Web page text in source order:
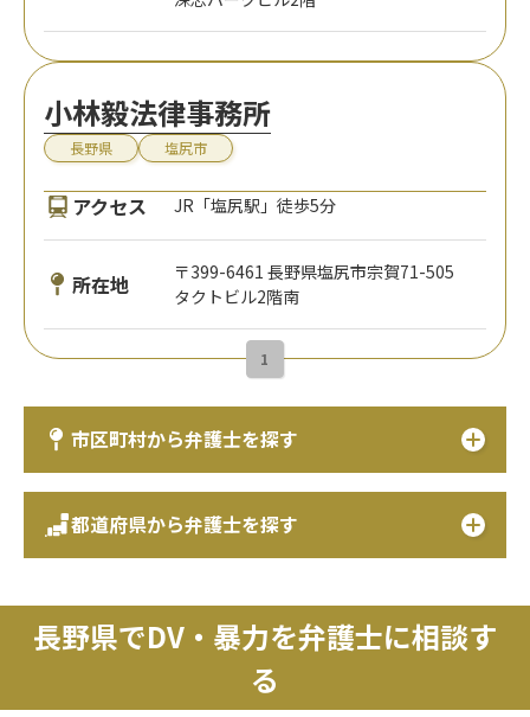
小林毅法律事務所
長野県 塩尻市
アクセス JR「塩尻駅」徒歩5分
所在地
〒399-6461 長野県塩尻市宗賀71-505
タクトビル2階南
1
市区町村から弁護士を探す
都道府県から弁護士を探す
長野県でDV・暴力を弁護士に相談す
る